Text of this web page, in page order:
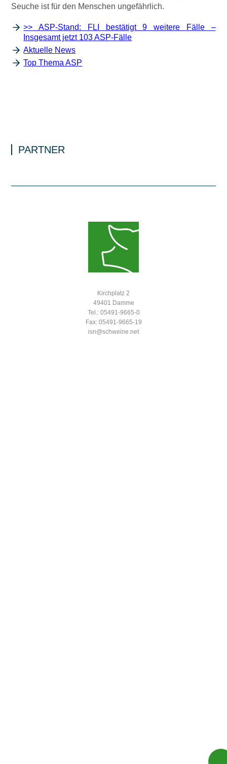
Seuche ist für den Menschen ungefährlich.
>> ASP-Stand: FLI bestätigt 9 weitere Fälle –
Insgesamt jetzt 103 ASP-Fälle
Aktuelle News
Top Thema ASP
PARTNER
Kirchplatz 2
49401 Damme
Tel.: 05491-9665-0
Fax: 05491-9665-19
isn@schweine.net